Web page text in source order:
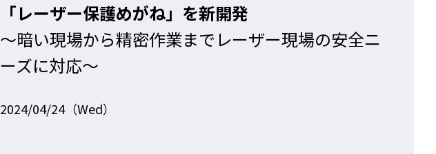
「レーザー保護めがね」を新開発
～暗い現場から精密作業までレーザー現場の安全ニ
ーズに対応～
2024/04/24（Wed）